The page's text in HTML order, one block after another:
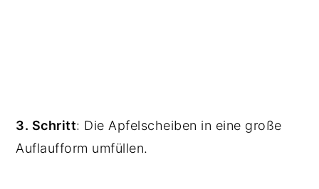
3. Schritt: Die Apfelscheiben in eine große
Auflaufform umfüllen.